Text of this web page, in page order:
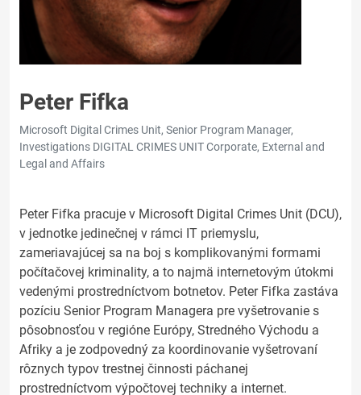
Peter Fifka
Microsoft Digital Crimes Unit, Senior Program Manager,
Investigations DIGITAL CRIMES UNIT Corporate, External and
Legal and Affairs
Peter Fifka pracuje v Microsoft Digital Crimes Unit (DCU),
v jednotke jedinečnej v rámci IT priemyslu,
zameriavajúcej sa na boj s komplikovanými formami
počítačovej kriminality, a to najmä internetovým útokmi
vedenými prostredníctvom botnetov. Peter Fifka zastáva
pozíciu Senior Program Managera pre vyšetrovanie s
pôsobnosťou v regióne Európy, Stredného Východu a
Afriky a je zodpovedný za koordinovanie vyšetrovaní
rôznych typov trestnej činnosti páchanej
prostredníctvom výpočtovej techniky a internet.